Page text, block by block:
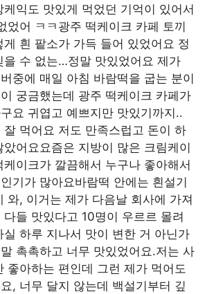
케익도 맛있게 먹었던 기억이 있어서
었어 ㅋㅋ광주 떡케이크 카페 토끼
게 흰 팥소가 가득 들어 있었어요 정
을 수 없는…정말 맛있었어요 제가
중에 매일 아침 바람떡을 굽는 분이
궁금했는데 광주 떡케이크 카페가
요 귀엽고 예쁘지만 맛있기까지..
잘 먹어요 저도 만족스럽고 돈이 하
어요요즘은 지방이 많은 크림케이
이크가 깔끔해서 누구나 좋아해서
기가 많아요바람떡 안에는 흰설기
와, 이거는 제가 다음날 회사에 가져
다들 맛있다고 10명이 우르르 몰려
실 하루 지나서 맛이 변한 거 아닌가
촉촉하고 너무 맛있었어요.저는 사
좋아하는 편인데 그런 제가 먹어도
, 너무 달지 않는데 백설기부터 깊